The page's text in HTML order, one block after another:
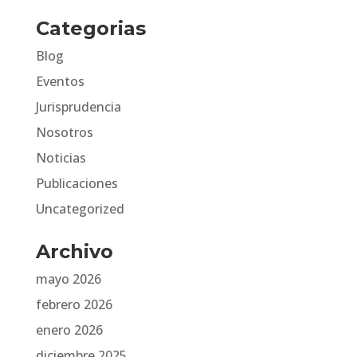
Categorias
Blog
Eventos
Jurisprudencia
Nosotros
Noticias
Publicaciones
Uncategorized
Archivo
mayo 2026
febrero 2026
enero 2026